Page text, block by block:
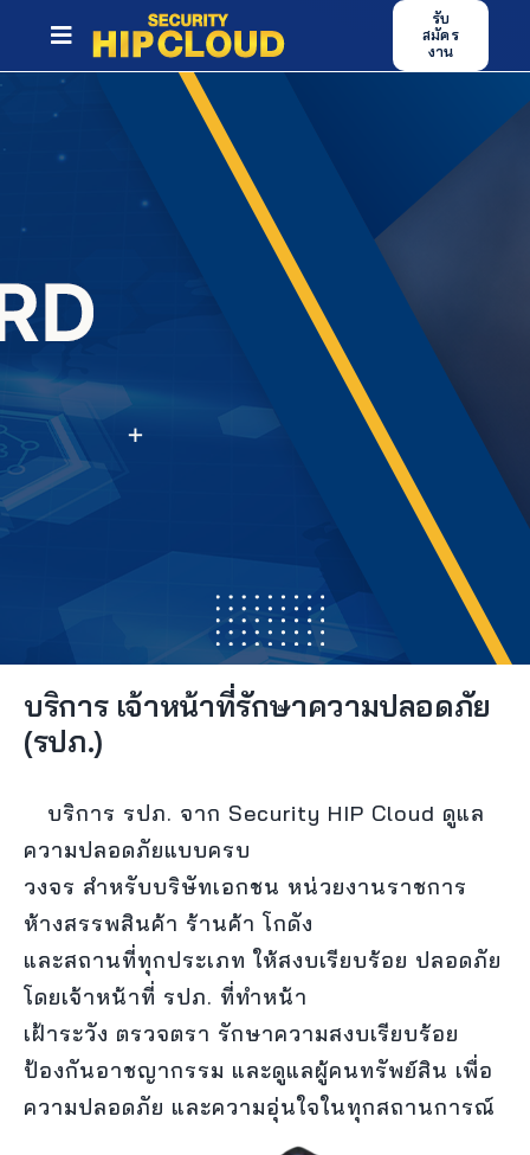
content
Toggle
Navigation
หน้าหลัก
ข่าวสารและกิจกรรม
บทความ
ผลงาน
ร่วมงานกับเรา
รับ
สมัคร
งาน
บริการ เจ้าหน้าที่รักษาความปลอดภัย
(รปภ.)
บริการ รปภ. จาก Security HIP Cloud ดูแล
ความปลอดภัยแบบครบ
วงจร สำหรับบริษัทเอกชน หน่วยงานราชการ
ห้างสรรพสินค้า ร้านค้า โกดัง
และสถานที่ทุกประเภท ให้สงบเรียบร้อย ปลอดภัย
โดยเจ้าหน้าที่ รปภ. ที่ทำหน้า
เฝ้าระวัง ตรวจตรา รักษาความสงบเรียบร้อย
ป้องกันอาชญากรรม และดูแลผู้คนทรัพย์สิน เพื่อ
ความปลอดภัย และความอุ่นใจในทุกสถานการณ์